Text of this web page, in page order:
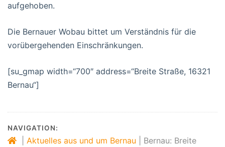
aufgehoben.
Die Bernauer Wobau bittet um Verständnis für die
vorübergehenden Einschränkungen.
[su_gmap width=“700″ address=“Breite Straße, 16321
Bernau“]
NAVIGATION:
Aktuelles aus und um Bernau
Bernau: Breite